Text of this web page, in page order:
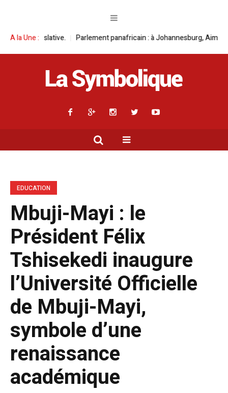
A la Une :
panafricain : à Johannesburg, Aimé Boji Sangara multiplie les
EDUCATION
Mbuji-Mayi : le
Président Félix
Tshisekedi inaugure
l’Université Officielle
de Mbuji-Mayi,
symbole d’une
renaissance
académique